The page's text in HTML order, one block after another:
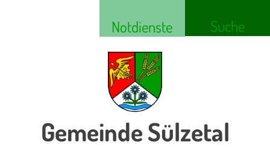
Notdienste Suche
Gemeinde Sülzetal